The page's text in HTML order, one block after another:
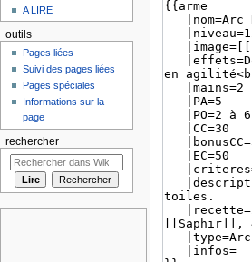
A LIRE
outils
Pages liées
Suivi des pages liées
Pages spéciales
Informations sur la
page
rechercher